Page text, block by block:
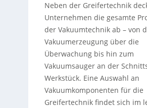
Neben der Greifertechnik
Unternehmen die gesamte
der Vakuumtechnik ab – von
Vakuumerzeugung über die
Überwachung bis hin zum
Vakuumsauger an der
Werkstück. Eine Auswahl an
Vakuumkomponenten für die
Greifertechnik findet sich im